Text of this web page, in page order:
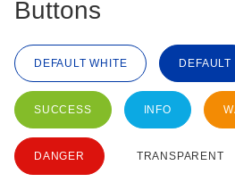
Buttons
DEFAULT WHITE DEFAULT
SUCCESS INFO
DANGER TRANSPARENT